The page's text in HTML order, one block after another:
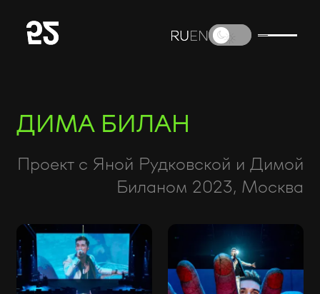
RUEN
RUEN
ДИМА БИЛАН
Проект с Яной Рудковской и Димой
Биланом 2023, Москва